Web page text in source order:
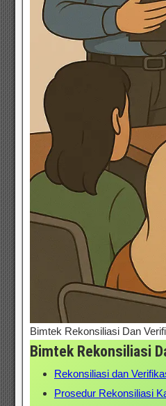
Bimtek Rekonsiliasi Dan
Bimtek Rekonsiliasi
Rekonsiliasi dan
Prosedur Rekonsiliasi